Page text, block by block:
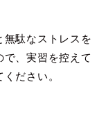
駄なストレスを
、実習を控えて
ださい。